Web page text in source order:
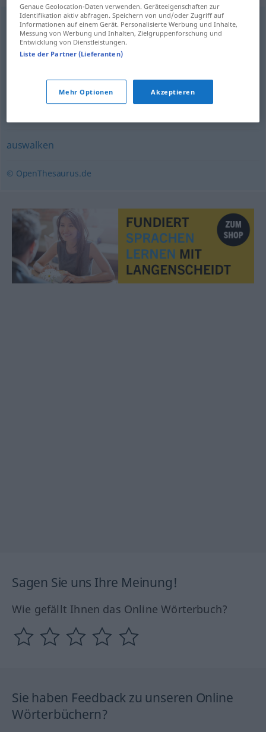
aufsetzen,aufspielen,(Software) installieren
wiedergeben umschreiben
,schildern,ausdrücken,erörtern,ausführen
beschreiben,erklären,ausmalen,beleuchten
auswalken
© OpenThesaurus.de
Sagen Sie uns Ihre Meinung!
Wie gefällt Ihnen das Online Wörterbuch?
Sie haben Feedback zu unseren Online
Wörterbüchern?
Genaue Geolocation-Daten verwenden. Geräteeigenschaften zur
Identifikation aktiv abfragen. Speichern von und/oder Zugriff auf
Informationen auf einem Gerät. Personalisierte Werbung und Inhalte,
Messung von Werbung und Inhalten, Zielgruppenforschung und
Entwicklung von Dienstleistungen.
Liste der Partner (Lieferanten)
Mehr Optionen Akzeptieren